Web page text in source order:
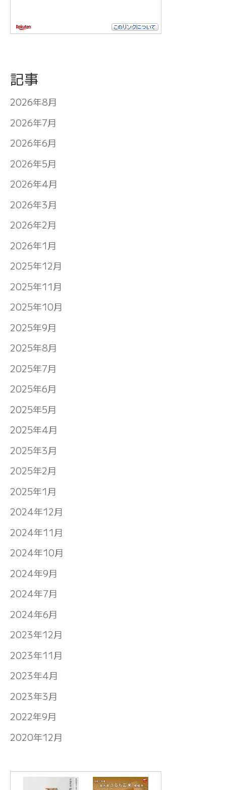
記事
2026年8月
2026年7月
2026年6月
2026年5月
2026年4月
2026年3月
2026年2月
2026年1月
2025年12月
2025年11月
2025年10月
2025年9月
2025年8月
2025年7月
2025年6月
2025年5月
2025年4月
2025年3月
2025年2月
2025年1月
2024年12月
2024年11月
2024年10月
2024年9月
2024年7月
2024年6月
2023年12月
2023年11月
2023年4月
2023年3月
2022年9月
2020年12月